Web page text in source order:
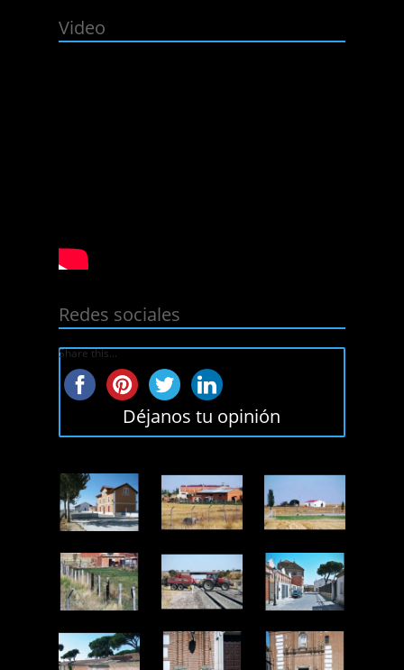
Video
Redes sociales
Share this...
Déjanos tu opinión